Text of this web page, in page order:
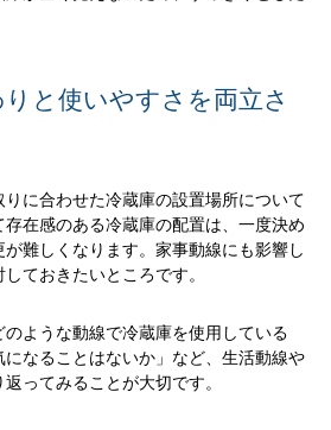
と使いやすさを両立さ
に合わせた冷蔵庫の設置場所について
在感のある冷蔵庫の配置は、一度決め
難しくなります。家事動線にも影響し
ておきたいところです。
のような動線で冷蔵庫を使用している
なることはないか」など、生活動線や
ってみることが大切です。